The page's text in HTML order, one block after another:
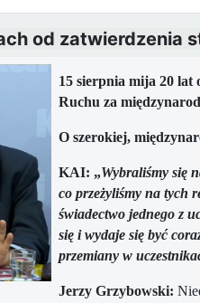
od zatwierdzenia
15 sierpnia mija 20 lat
Ruchu za
O szerokiej,
KAI: „Wybraliśmy się
co przeżyliśmy na tych
świadectwo jednego z
się i wydaje się być
przemiany w
Jerzy Grzybowski: